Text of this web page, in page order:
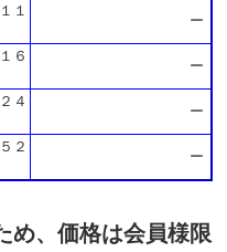
ー
ー
ー
２
ー
め、価格は会員様限